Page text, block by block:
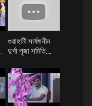
গুৱাহাটী সাৰ্বজনীন
দুৰ্গা পূজা সমিতি,
পূজাত ঢাকৰ ধ্বনি"